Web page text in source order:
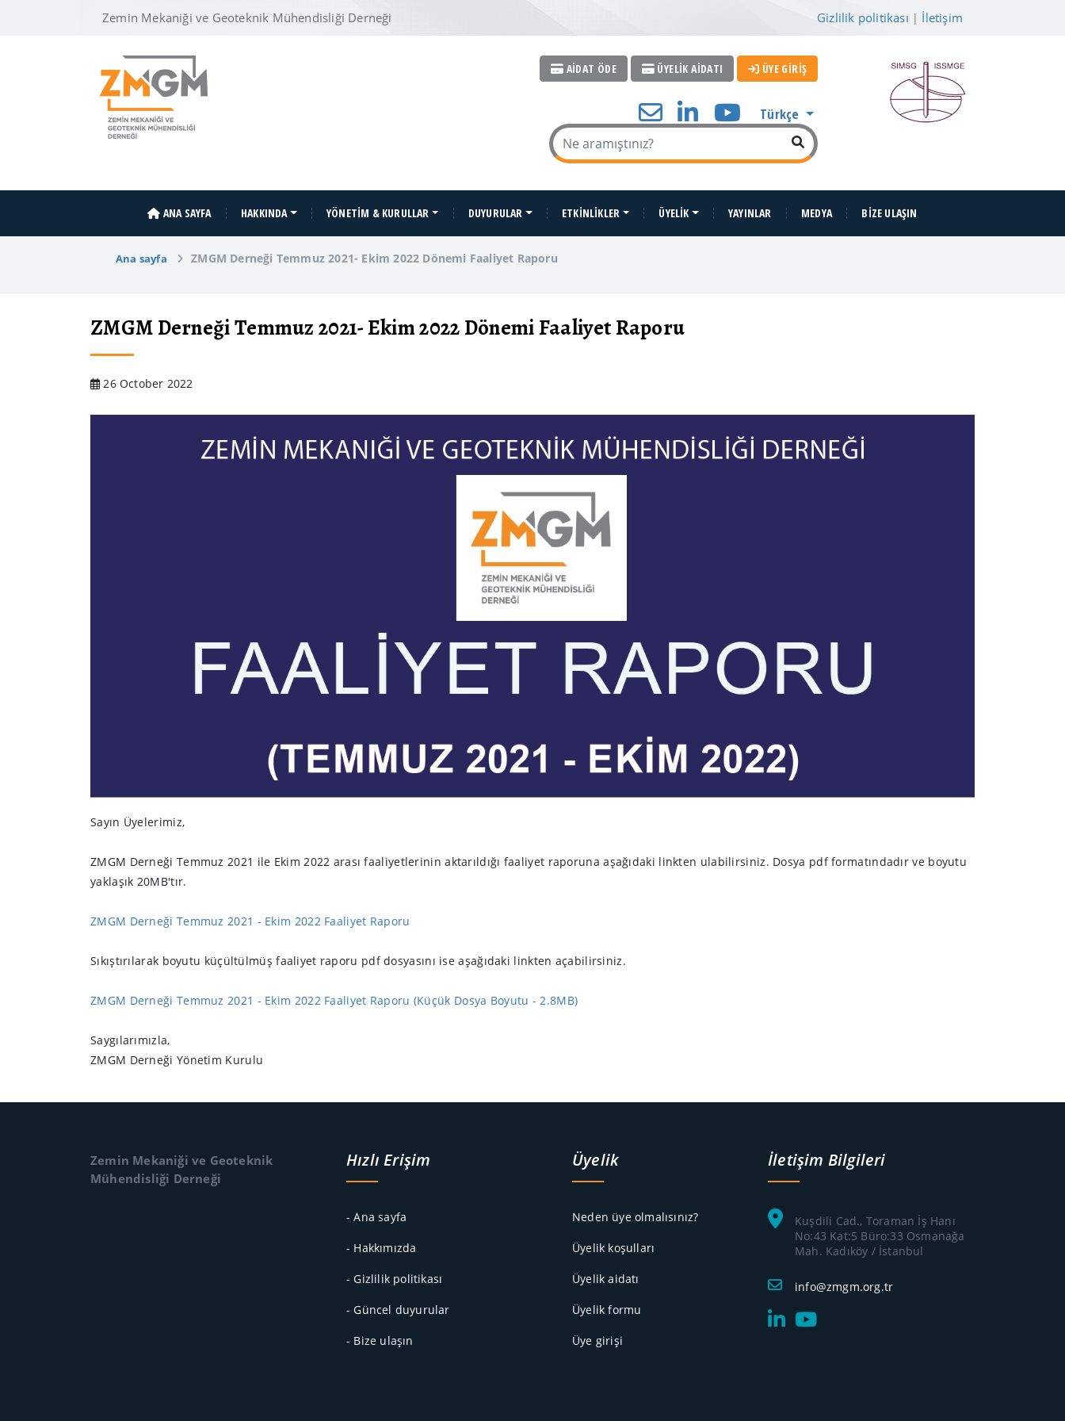
Zemin Mekaniği ve Geoteknik Mühendisliği Derneği Gizlilik politikası | İletişim
AİDAT ÖDE ÜYELİK AİDATI ÜYE GİRİŞ
Türkçe
ANA SAYFA HAKKINDA YÖNETİM & KURULLAR DUYURULAR ETKİNLİKLER ÜYELİK YAYINLAR MEDYA BİZE ULAŞIN
Ana sayfa ZMGM Derneği Temmuz 2021- Ekim 2022 Dönemi Faaliyet Raporu
ZMGM Derneği Temmuz 2021- Ekim 2022 Dönemi Faaliyet Raporu
26 October 2022
Sayın Üyelerimiz,
ZMGM Derneği Temmuz 2021 ile Ekim 2022 arası faaliyetlerinin aktarıldığı faaliyet raporuna aşağıdaki linkten ulabilirsiniz. Dosya pdf formatındadır ve boyutu
yaklaşık 20MB'tır.
ZMGM Derneği Temmuz 2021 - Ekim 2022 Faaliyet Raporu
Sıkıştırılarak boyutu küçültülmüş faaliyet raporu pdf dosyasını ise aşağıdaki linkten açabilirsiniz.
ZMGM Derneği Temmuz 2021 - Ekim 2022 Faaliyet Raporu (Küçük Dosya Boyutu - 2.8MB)
Saygılarımızla,
ZMGM Derneği Yönetim Kurulu
Zemin Mekaniği ve Geoteknik
Mühendisliği Derneği
Hızlı Erişim
- Ana sayfa
- Hakkımızda
- Gizlilik politikası
- Güncel duyurular
- Bize ulaşın
Üyelik
Neden üye olmalısınız?
Üyelik koşulları
Üyelik aidatı
Üyelik formu
Üye girişi
İletişim Bilgileri
Kuşdili Cad., Toraman İş Hanı
No:43 Kat:5 Büro:33 Osmanağa
Mah. Kadıköy / İstanbul
info@zmgm.org.tr